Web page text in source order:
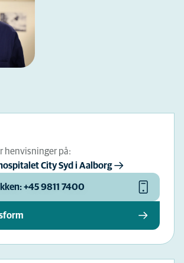
henvisninger på:
City Syd i Aalborg
+45 9811 7400